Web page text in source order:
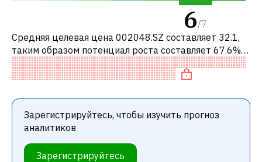
6/7
Средняя целевая цена 002048.SZ составляет 32.1,
таким образом потенциал роста составляет 67.6%.
Обычно это означает рекомендацию «ПОКУПАТЬ»
среди инвестиционных компаний
Зарегистрируйтесь, чтобы изучить прогноз
аналитиков
Зарегистрируйтесь